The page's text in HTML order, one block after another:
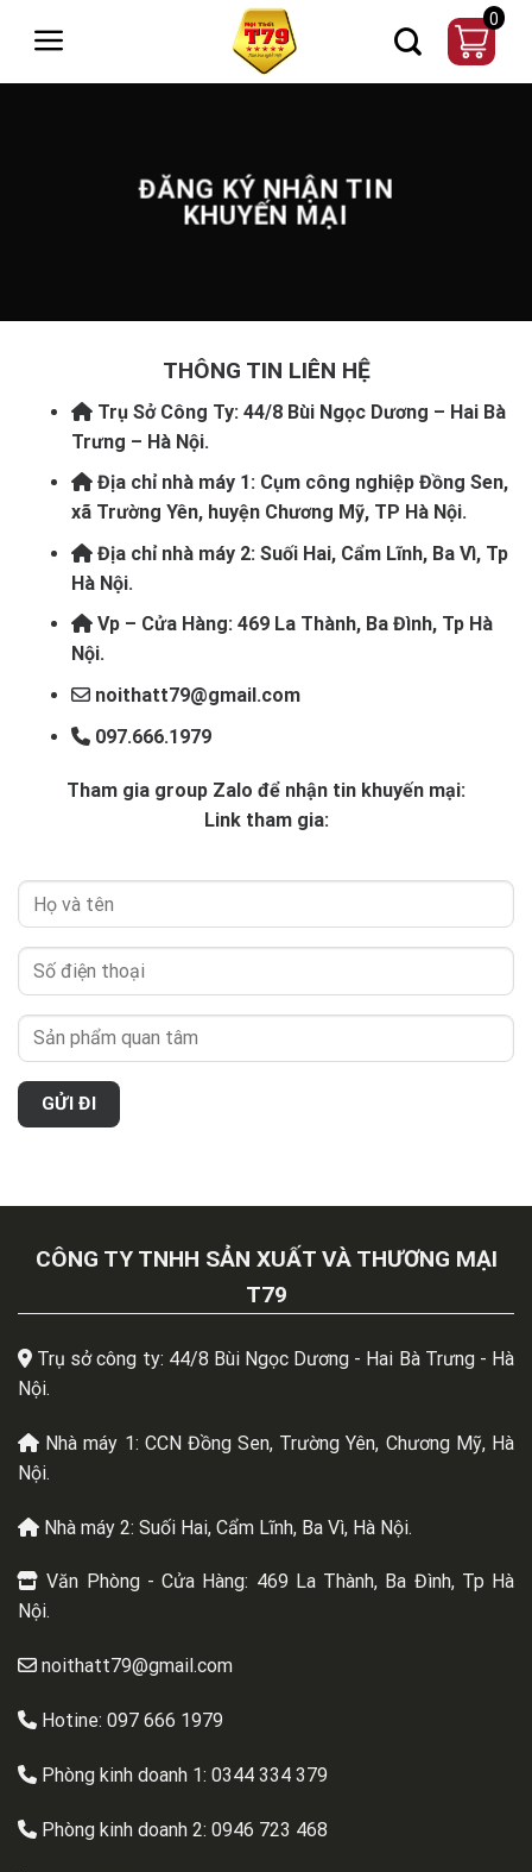
0
ĐĂNG KÝ NHẬN TIN
KHUYẾN MẠI
THÔNG TIN LIÊN HỆ
Trụ Sở Công Ty: 44/8 Bùi Ngọc Dương – Hai Bà
Trưng – Hà Nội.
Địa chỉ nhà máy 1: Cụm công nghiệp Đồng Sen,
xã Trường Yên, huyện Chương Mỹ, TP Hà Nội.
Địa chỉ nhà máy 2: Suối Hai, Cẩm Lĩnh, Ba Vì, Tp
Hà Nội.
Vp – Cửa Hàng: 469 La Thành, Ba Đình, Tp Hà
Nội.
noithatt79@gmail.com
097.666.1979
Tham gia group Zalo để nhận tin khuyến mại:
Link tham gia:
CÔNG TY TNHH SẢN XUẤT VÀ THƯƠNG MẠI
T79
Trụ sở công ty: 44/8 Bùi Ngọc Dương - Hai Bà Trưng - Hà
Nội.
Nhà máy 1: CCN Đồng Sen, Trường Yên, Chương Mỹ, Hà
Nội.
Nhà máy 2: Suối Hai, Cẩm Lĩnh, Ba Vì, Hà Nội.
Văn Phòng - Cửa Hàng: 469 La Thành, Ba Đình, Tp Hà
Nội.
noithatt79@gmail.com
Hotine: 097 666 1979
Phòng kinh doanh 1: 0344 334 379
Phòng kinh doanh 2: 0946 723 468